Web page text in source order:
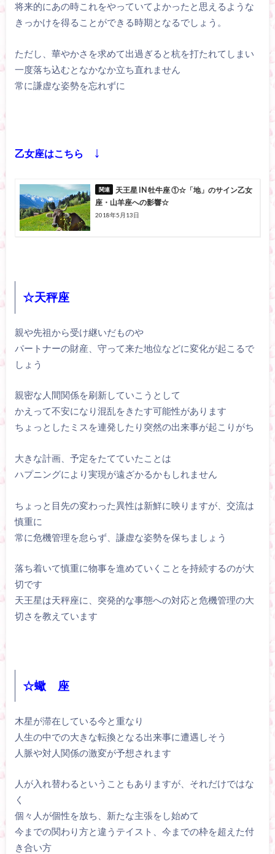
将来的にあの時これをやっていてよかったと思えるような
きっかけを得ることができる時期となるでしょう。
ただし、華やかさを求めて出過ぎると杭を打たれてしまい
一度落ち込むとなかなか立ち直れません
常に謙虚な姿勢を忘れずに
乙女座はこちら ↓
天王星 IN 牡牛座 ①☆「地」のサイン乙女
座・山羊座への影響☆
2018年5月13日
☆天秤座
親や先祖から受け継いだものや
パートナーの財産、守って来た地位などに変化が起こるで
しょう
親密な人間関係を刷新していこうとして
かえって不安になり混乱をきたす可能性があります
ちょっとしたミスを連発したり突然の出来事が起こりがち
大きな計画、予定をたてていたことは
ハプニングにより実現が遠ざかるかもしれません
ちょっと目先の変わった異性は新鮮に映りますが、交流は
慎重に
常に危機管理を怠らず、謙虚な姿勢を保ちましょう
落ち着いて慎重に物事を進めていくことを持続するのが大
切です
天王星は天秤座に、突発的な事態への対応と危機管理の大
切さを教えています
☆蠍 座
木星が滞在している今と重なり
人生の中での大きな転換となる出来事に遭遇しそう
人脈や対人関係の激変が予想されます
人が入れ替わるということもありますが、それだけではな
く
個々人が個性を放ち、新たな主張をし始めて
今までの関わり方と違うテイスト、今までの枠を超えた付
き合い方